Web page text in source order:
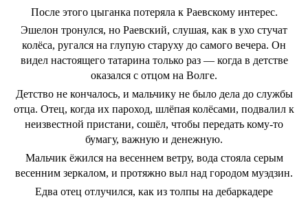
После этого цыганка потеряла к Раевскому интерес.
Эшелон тронулся, но Раевский, слушая, как в ухо стучат
колёса, ругался на глупую старуху до самого вечера. Он
видел настоящего татарина только раз — когда в детстве
оказался с отцом на Волге.
Детство не кончалось, и мальчику не было дела до службы
отца. Отец, когда их пароход, шлёпая колёсами, подвалил к
неизвестной пристани, сошёл, чтобы передать кому-то
бумагу, важную и денежную.
Мальчик ёжился на весеннем ветру, вода стояла серым
весенним зеркалом, и протяжно выл над городом муэдзин.
Едва отец отлучился, как из толпы на дебаркадере